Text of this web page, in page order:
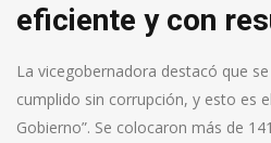
eficiente y con
La vicegobernadora destacó que
cumplido sin corrupción, y esto es
Gobierno”. Se colocaron más de